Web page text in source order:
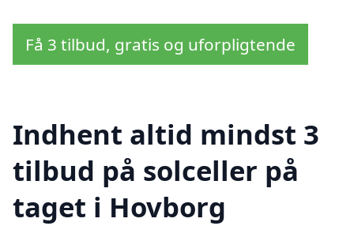
Få 3 tilbud, gratis og uforpligtende
Indhent altid mindst 3
tilbud på solceller på
taget i Hovborg